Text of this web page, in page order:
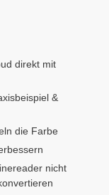
direkt mit
&
die Farbe
nicht